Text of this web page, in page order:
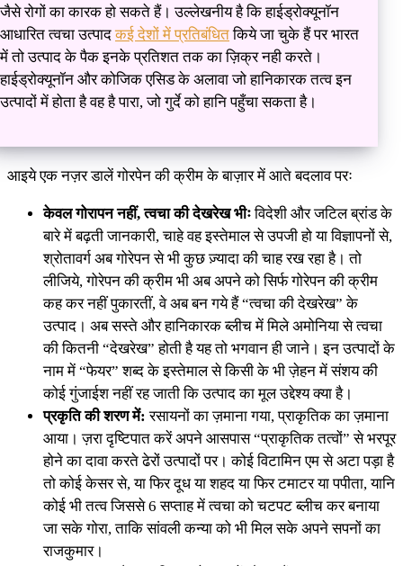
जैसे रोगों का कारक हो सकते हैं। उल्लेखनीय है कि हाईड्रोक्यूनॉन
आधारित त्वचा उत्पादकई देशों में प्रतिबंधितकिये जा चुके हैं पर भारत
में तो उत्पाद के पैक इनके प्रतिशत तक का ज़िक्र नही करते।
हाईड्रोक्यूनॉन और कोजिक एसिड के अलावा जो हानिकारक तत्व इन
उत्पादों में होता है वह है पारा, जो गुर्दे को हानि पहुँचा सकता है।
आइये एक नज़र डालें गोरपेन की क्रीम के बाज़ार में आते बदलाव परः
केवल गोरापन नहीं, त्वचा की देखरेख भीःविदेशी और जटिल ब्रांड के
बारे में बढ़ती जानकारी, चाहे वह इस्तेमाल से उपजी हो या विज्ञापनों से,
श्रोतावर्ग अब गोरेपन से भी कुछ ज़्यादा की चाह रख रहा है। तो
लीजिये, गोरेपन की क्रीम भी अब अपने को सिर्फ गोरेपन की क्रीम
कह कर नहीं पुकारतीं, वे अब बन गये हैं “त्वचा की देखरेख” के
उत्पाद। अब सस्ते और हानिकारक ब्लीच में मिले अमोनिया से त्वचा
की कितनी “देखरेख” होती है यह तो भगवान ही जाने। इन उत्पादों के
नाम में “फेयर” शब्द के इस्तेमाल से किसी के भी ज़ेहन में संशय की
कोई गुंजाईश नहीं रह जाती कि उत्पाद का मूल उद्देश्य क्या है।
प्रकृति की शरण में: रसायनों का ज़माना गया, प्राकृतिक का ज़माना
आया। ज़रा दृष्टिपात करें अपने आसपास “प्राकृतिक तत्वों” से भरपूर
होने का दावा करते ढेरों उत्पादों पर। कोई विटामिन एम से अटा पड़ा है
तो कोई केसर से, या फिर दूध या शहद या फिर टमाटर या पपीता, यानि
कोई भी तत्व जिससे 6 सप्ताह में त्वचा को चटपट ब्लीच कर बनाया
जा सके गोरा, ताकि सांवली कन्या को भी मिल सके अपने सपनों का
राजकुमार।